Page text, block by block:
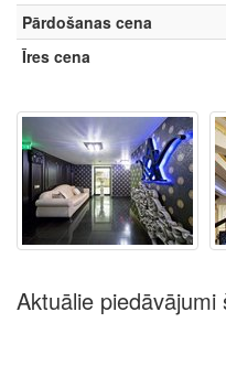
Pārdošanas cena
Īres cena
Aktuālie piedāvājumi